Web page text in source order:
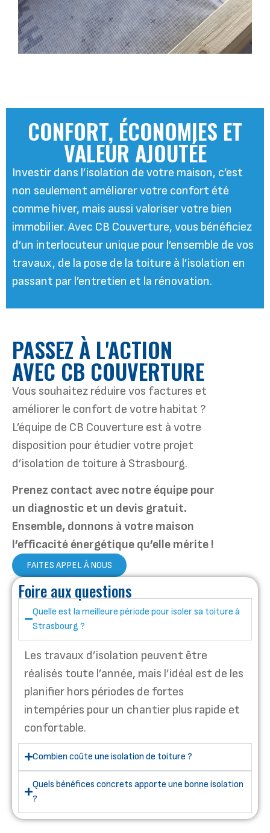
CONFORT, ÉCONOMIES ET
VALEUR AJOUTÉE
Investir dans l’isolation de votre maison, c’est
non seulement améliorer votre confort été
comme hiver, mais aussi valoriser votre bien
immobilier. Avec CB Couverture, vous bénéficiez
d’un interlocuteur unique pour l’ensemble de vos
travaux, de la pose de la toiture à l’isolation en
passant par l’entretien et la rénovation.
PASSEZ À L'ACTION
AVEC CB COUVERTURE
Vous souhaitez réduire vos factures et
améliorer le confort de votre habitat ?
L’équipe de CB Couverture est à votre
disposition pour étudier votre projet
d’isolation de toiture à Strasbourg.
Prenez contact avec notre équipe pour
un diagnostic et un devis gratuit.
Ensemble, donnons à votre maison
l’efficacité énergétique qu’elle mérite !
FAITES APPEL À NOUS
Foire aux questions
Quelle est la meilleure période pour isoler sa toiture à
Strasbourg ?
Les travaux d’isolation peuvent être
réalisés toute l’année, mais l’idéal est de les
planifier hors périodes de fortes
intempéries pour un chantier plus rapide et
confortable.
Combien coûte une isolation de toiture ?
Quels bénéfices concrets apporte une bonne isolation
?